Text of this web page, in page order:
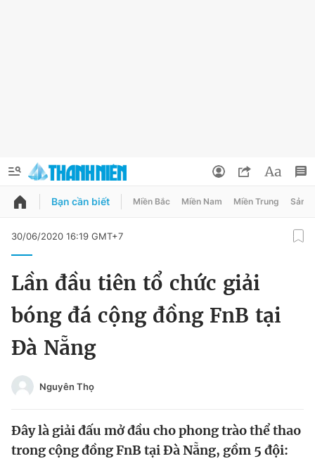
QUẢNG CÁO ĐẶT BÁO
Chuyên mục khác
Chào ngày mới
Video Magazine
Đổi mật khẩu
Tin đã lưu
Tin đã xem
Đăng xuất
Bạn cần biết Miền Bắc Miền Nam Miền Trung Sản
30/06/2020 16:19 GMT+7
Lần đầu tiên tổ chức giải
bóng đá cộng đồng FnB tại
Đà Nẵng
Nguyên Thọ
Đây là giải đấu mở đầu cho phong trào thể thao
trong cộng đồng FnB tại Đà Nẵng, gồm 5 đội: